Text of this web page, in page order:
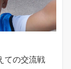
ての交流戦